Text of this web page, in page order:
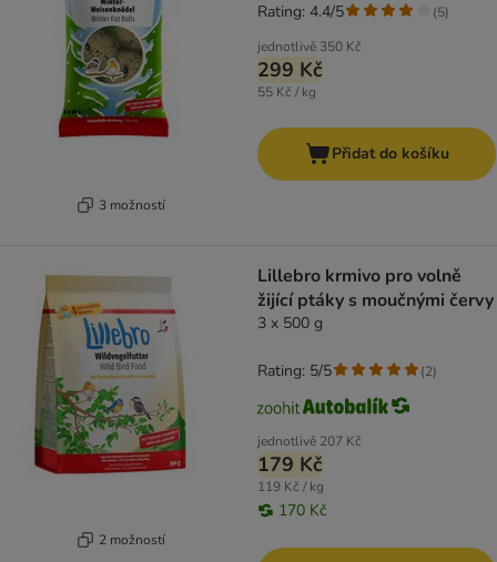
3 možností
jednotlivě 350 Kč
299 Kč
55 Kč / kg
Rating: 4.4/5 (5)
Přidat do košíku
2 možností
Lillebro krmivo pro volně
žijící ptáky s moučnými červy
3 x 500 g
jednotlivě 207 Kč
179 Kč
119 Kč / kg
170 Kč
Rating: 5/5 (2)